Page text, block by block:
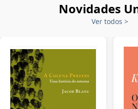
Novidades
Ver todos >